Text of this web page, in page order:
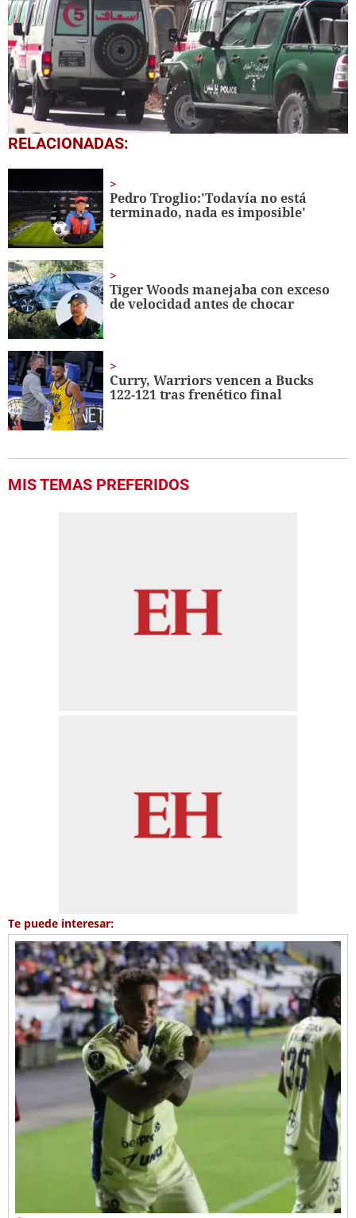
0
seconds
minute,
seconds
RELACIONADAS:
Pedro Troglio:'Todavía no está
terminado, nada es imposible'
Tiger Woods manejaba con exceso
de velocidad antes de chocar
Curry, Warriors vencen a Bucks
122-121 tras frenético final
MIS TEMAS PREFERIDOS
Te puede interesar: